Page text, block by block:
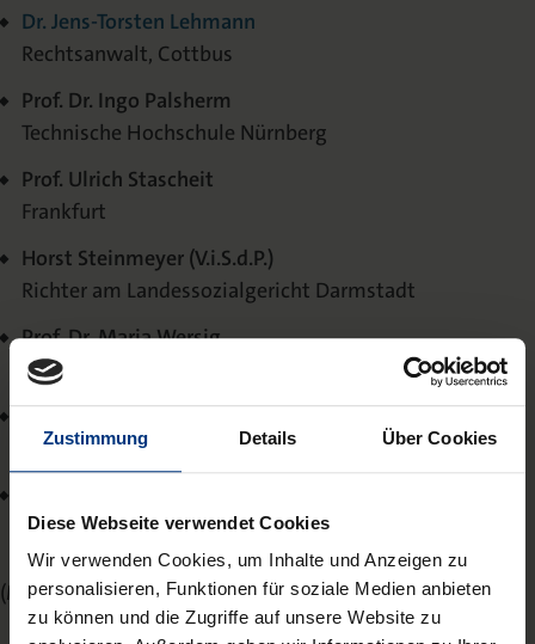
Zustimmung Details Über Cookies
Diese Webseite verwendet Cookies
Wir verwenden Cookies, um Inhalte und Anzeigen zu
personalisieren, Funktionen für soziale Medien anbieten
zu können und die Zugriffe auf unsere Website zu
Dr. Jens-Torsten Lehmann
Rechtsanwalt, Cottbus
Prof. Dr. Ingo Palsherm
Technische Hochschule Nürnberg
Prof. Ulrich Stascheit
Frankfurt
Horst Steinmeyer (V.i.S.d.P.)
Richter am Landessozialgericht Darmstadt
Prof. Dr. Maria Wersig
Fachhochschule Dortmund
Ute Winkler
Präsidentin des Landessozialgerichts Halle a.D.
Richterin am Sozialgericht Dessau-Roßlau
(Mit-)Begründer und ständige Mitarbeiter: